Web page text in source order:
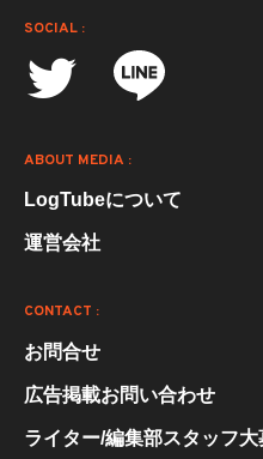
SOCIAL :
ABOUT MEDIA :
LogTubeについて
運営会社
CONTACT :
お問合せ
広告掲載お問い合わせ
ライター/編集部スタッフ大